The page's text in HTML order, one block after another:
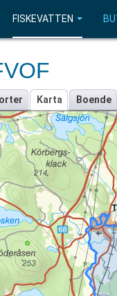
FISKEVATTEN
Karta Boende